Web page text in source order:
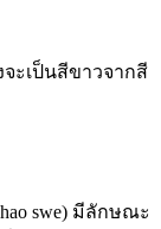
ะเป็นสีขาวจากสี
swe) มีลักษณะ